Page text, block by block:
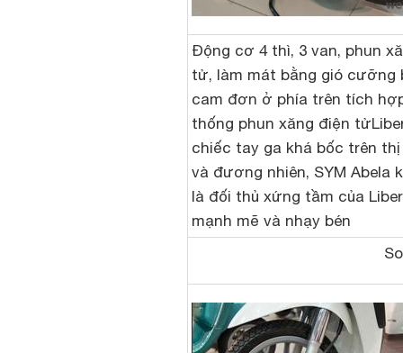
Động cơ 4 thì, 3 van, phun
tử, làm mát bằng gió cưỡng
cam đơn ở phía trên tích
thống phun xăng điện
chiếc tay ga khá bốc trên
và đương nhiên, SYM Abela
là đối thủ xứng tầm của
mạnh mẽ và nhạy bén